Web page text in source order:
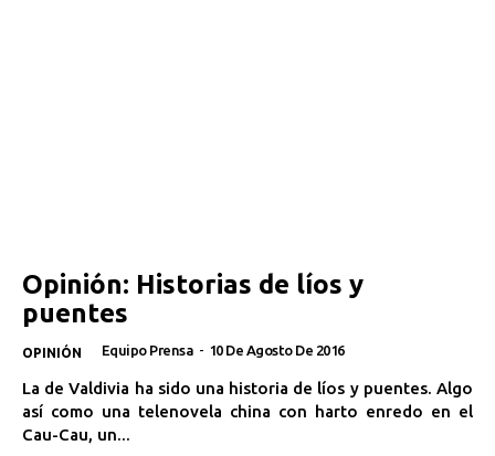
Opinión: Historias de líos y
puentes
OPINIÓN Equipo Prensa - 10 De Agosto De 2016
La de Valdivia ha sido una historia de líos y puentes. Algo
así como una telenovela china con harto enredo en el
Cau-Cau, un...